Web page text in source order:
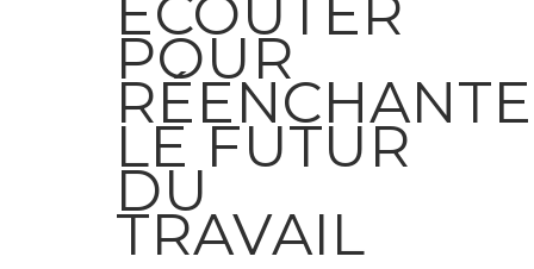
ÉCOUTER
POUR
LE FUTUR
DU
TRAVAIL